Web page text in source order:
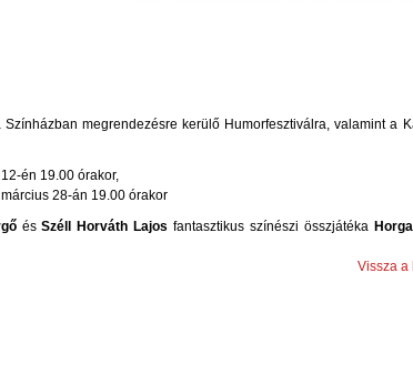
megrendezésre kerülő Humorfesztiválra, valamint a
én 19.00 órakor,
28-án 19.00 órakor
ésSzéll Horváth Lajos fantasztikus színészi összjátéka
Vissza a